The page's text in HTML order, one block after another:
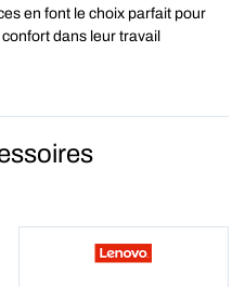
en font le choix parfait pour
dans leur travail